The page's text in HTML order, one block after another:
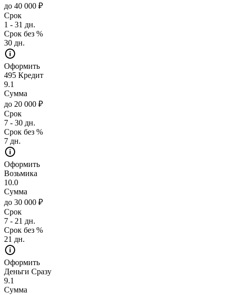
до 40 000 ₽
Срок
1 - 31 дн.
Срок без %
30 дн.
Оформить
495 Кредит
9.1
Сумма
до 20 000 ₽
Срок
7 - 30 дн.
Срок без %
7 дн.
Оформить
Возьмика
10.0
Сумма
до 30 000 ₽
Срок
7 - 21 дн.
Срок без %
21 дн.
Оформить
Деньги Сразу
9.1
Сумма